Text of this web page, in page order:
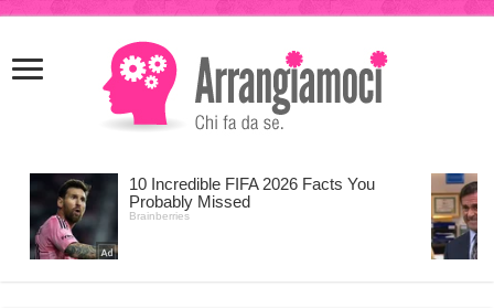
giriş
kingroyal